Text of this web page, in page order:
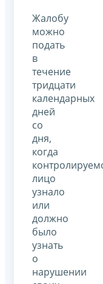
Жалобу
можно
подать
в
течение
тридцати
календарных
дней
со
дня,
когда
лицо
узнало
или
должно
было
узнать
о
нарушении